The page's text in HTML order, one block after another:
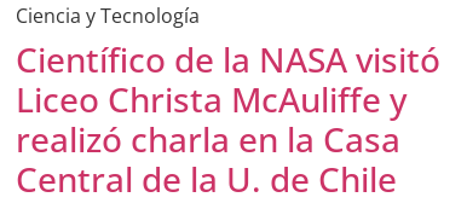
Ciencia y Tecnología
Científico de la NASA visitó
Liceo Christa McAuliffe y
realizó charla en la Casa
Central de la U. de Chile